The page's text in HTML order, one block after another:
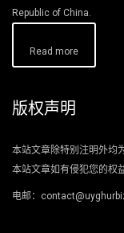
Republic of China.
Read more
版权声明
本站文章除特别注明外均
本站文章如有侵犯您的权
电邮：